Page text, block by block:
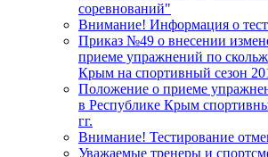
соревнований"
Внимание! Информация о
Приказ №49 о внесении
приеме упражнений по
Крым на спортивный сезон
Положение о приеме
в Республике Крым
гг.
Внимание! Тестирование
Уважаемые тренеры и